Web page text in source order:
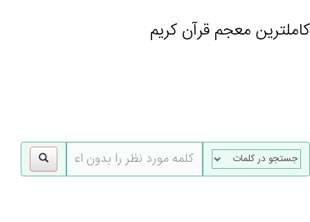
کاملترین معجم قرآن کریم